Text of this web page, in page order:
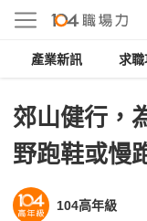
產業新訊 求
郊山健行，
野跑鞋或慢
104高年級